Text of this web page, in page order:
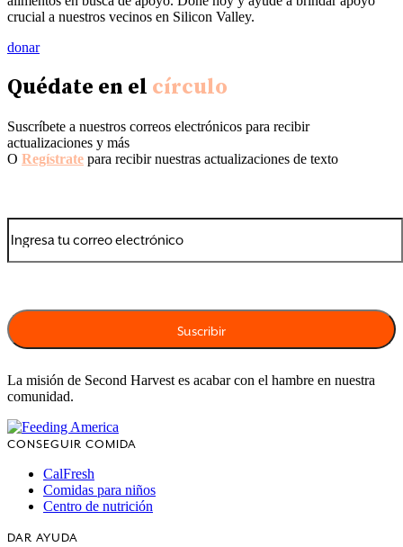
crucial a nuestros vecinos en Silicon Valley.
donar
Quédate en el círculo
Suscríbete a nuestros correos electrónicos para recibir
actualizaciones y más
O Regístrate para recibir nuestras actualizaciones de texto
La misión de Second Harvest es acabar con el hambre en nuestra
comunidad.
CONSEGUIR COMIDA
CalFresh
Comidas para niños
Centro de nutrición
DAR AYUDA